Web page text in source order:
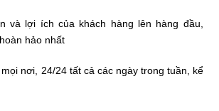
và lợi ích của khách hàng lên hàng đầu,
hảo nhất
nơi, 24/24 tất cả các ngày trong tuần, kể